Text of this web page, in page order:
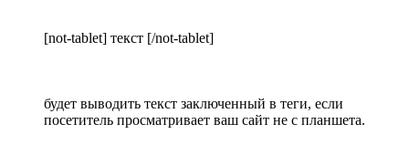
[not-tablet] текст [/not-tablet]
будет выводить текст заключенный в теги, если
посетитель просматривает ваш сайт не с планшета.